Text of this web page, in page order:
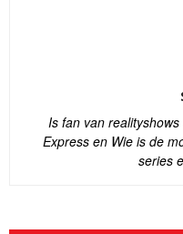
Is fan van
Express en Wie is de
series